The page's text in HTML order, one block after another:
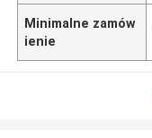
Minimalne zamów
ienie